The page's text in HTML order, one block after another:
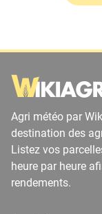
Agri météo par
destination des
Listez vos
heure par heure
rendements.